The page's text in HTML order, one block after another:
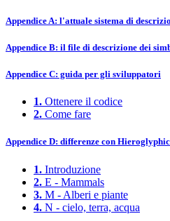
Appendice A: l'attuale sistema di
Appendice B: il file di descrizione dei
Appendice C: guida per gli sviluppatori
1. Ottenere il codice
2. Come fare
Appendice D: differenze con
1. Introduzione
2. E - Mammals
3. M - Alberi e piante
4. N - cielo, terra, acqua